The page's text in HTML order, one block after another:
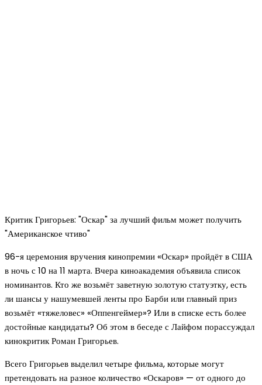
Критик Григорьев: "Оскар" за лучший фильм может получить
"Американское чтиво"
96-я церемония вручения кинопремии «Оскар» пройдёт в США
в ночь с 10 на 11 марта. Вчера киноакадемия объявила список
номинантов. Кто же возьмёт заветную золотую статуэтку, есть
ли шансы у нашумевшей ленты про Барби или главный приз
возьмёт «тяжеловес» «Оппенгеймер»? Или в списке есть более
достойные кандидаты? Об этом в беседе с Лайфом порассуждал
кинокритик Роман Григорьев.
Всего Григорьев выделил четыре фильма, которые могут
претендовать на разное количество «Оскаров» — от одного до